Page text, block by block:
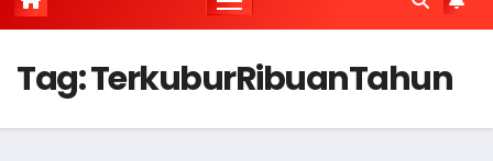
Tag:TerkuburRibuanTahun